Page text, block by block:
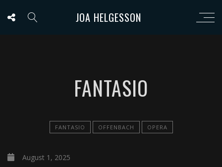
JOA HELGESSON
FANTASIO
FANTASIO OFFENBACH OPERA
August 1, 2025